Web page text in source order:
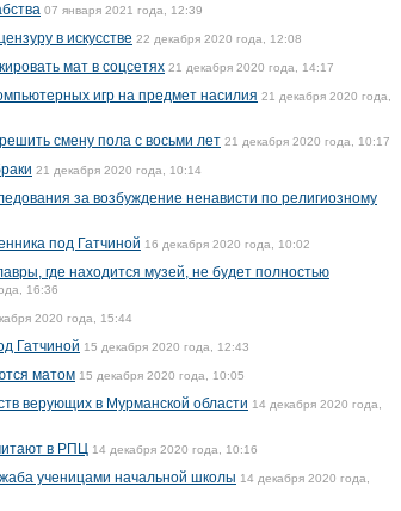
07 января 2021 года, 12:39
в искусстве 22 декабря 2020 года, 12:08
мат в соцсетях 21 декабря 2020 года, 14:17
игр на предмет насилия 21 декабря 2020 года,
смену пола с восьми лет 21 декабря 2020 года, 10:17
21 декабря 2020 года, 10:14
за возбуждение ненависти по религиозному
под Гатчиной 16 декабря 2020 года, 10:02
где находится музей, не будет полностью
16:36
2020 года, 15:44
Гатчиной 15 декабря 2020 года, 12:43
матом 15 декабря 2020 года, 10:05
верующих в Мурманской области 14 декабря 2020 года,
в РПЦ 14 декабря 2020 года, 10:16
ученицами начальной школы 14 декабря 2020 года,